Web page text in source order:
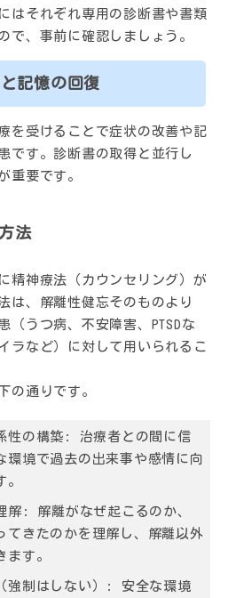
はそれぞれ専用の診断書や書類
で、事前に確認しましょう。
記憶の回復
を受けることで症状の改善や記
です。診断書の取得と並行し
重要です。
法
精神療法（カウンセリング）が
は、解離性健忘そのものより
（うつ病、不安障害、PTSDな
ラなど）に対して用いられるこ
の通りです。
性の構築:
治療者との間に信
環境で過去の出来事や感情に向
。
解:
解離がなぜ起こるのか、
てきたのかを理解し、解離以外
ます。
強制はしない）:
安全な環境